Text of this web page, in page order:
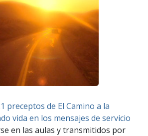
preceptos de El Camino a la
vida en los mensajes de servicio
en las aulas y transmitidos por